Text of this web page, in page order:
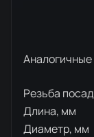
Аналогичные
Резьба
Длина, мм
Диаметр, мм